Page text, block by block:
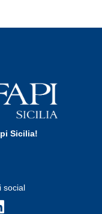
Sicilia!
social